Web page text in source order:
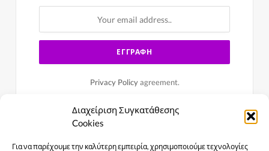
Διαχείριση Συγκατάθεσης
Cookies
Για να παρέχουμε την καλύτερη εμπειρία, χρησιμοποιούμε τεχνολογίες
Privacy Policyagreement.